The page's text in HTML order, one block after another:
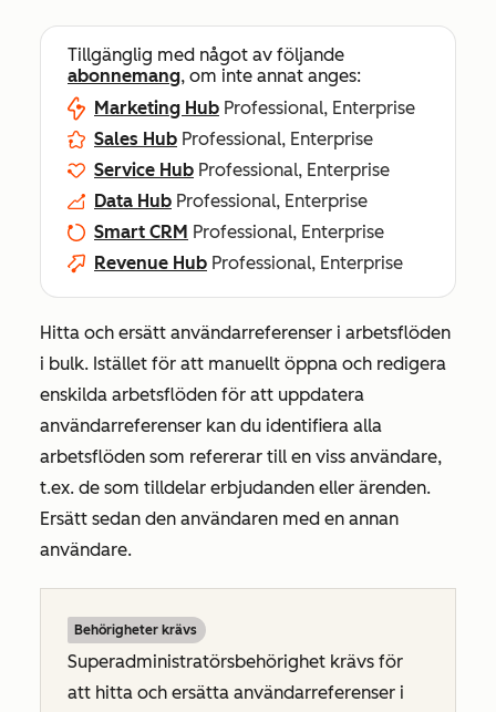
Tillgänglig med något av följande
abonnemang, om inte annat anges:
Marketing Hub Professional, Enterprise
Sales Hub Professional, Enterprise
Service Hub Professional, Enterprise
Data Hub Professional, Enterprise
Smart CRM Professional, Enterprise
Revenue Hub Professional, Enterprise
Hitta och ersätt användarreferenser i arbetsflöden
i bulk. Istället för att manuellt öppna och redigera
enskilda arbetsflöden för att uppdatera
användarreferenser kan du identifiera alla
arbetsflöden som refererar till en viss användare,
t.ex. de som tilldelar erbjudanden eller ärenden.
Ersätt sedan den användaren med en annan
användare.
Behörigheter krävs
Superadministratörsbehörighet krävs för
att hitta och ersätta användarreferenser i